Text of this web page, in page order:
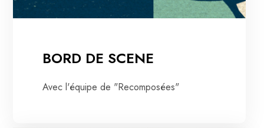
BORD DE SCENE
Avec l'équipe de "Recomposées"